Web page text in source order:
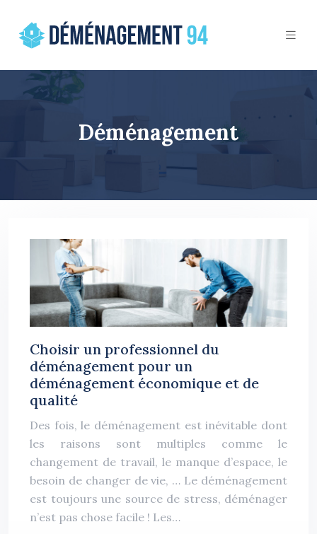
Déménagement
Choisir un professionnel du
déménagement pour un
déménagement économique et de
qualité
Des fois, le déménagement est inévitable dont
les raisons sont multiples comme le
changement de travail, le manque d’espace, le
besoin de changer de vie, … Le déménagement
est toujours une source de stress, déménager
n’est pas chose facile ! Les…